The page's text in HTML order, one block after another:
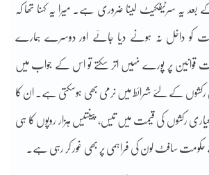
بعد یہ سرٹیفکیٹ لینا ضروری ہے۔ میرا یہ کہنا تھا کہ
کو داخل نہ ہونے دیا جائے اور دوسرے ہمارے
قوانین پر پورے نہیں اتر سکتے تو اس کے جواب میں
رکشوں کے لئے شرائط میں نرمی بھی ہوسکتی ہے۔ ان کا
معیاری رکشوں کی قیمت میں تیس، پینتیس ہزار روپوں کا ہی
سافٹ لون کی فراہمی پر بھی غور کر رہی ہے۔